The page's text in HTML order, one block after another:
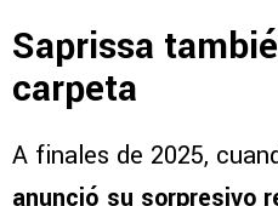
Saprissa
carpeta
A finales de 2025,
anunció su sorpresivo